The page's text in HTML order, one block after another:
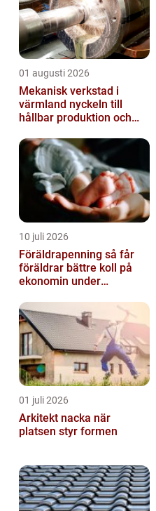
01 augusti 2026
Mekanisk verkstad i
värmland nyckeln till
hållbar produktion och
10 juli 2026
Föräldrapenning så får
föräldrar bättre koll på
ekonomin under
01 juli 2026
Arkitekt nacka när
platsen styr formen